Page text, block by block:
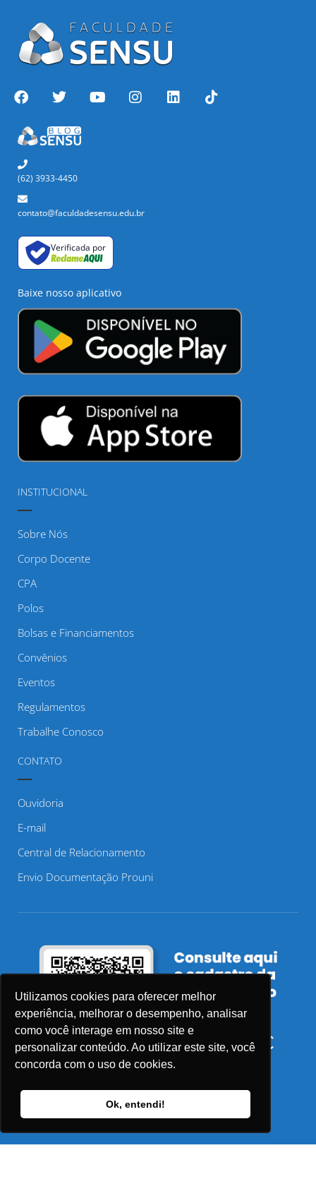
Utilizamos cookies para oferecer melhor
experiência, melhorar o desempenho, analisar
como você interage em nosso site e
personalizar conteúdo. Ao utilizar este site, você
concorda com o uso de cookies.
Ok, entendi!
(62) 3933-4450
contato@faculdadesensu.edu.br
Verificada por
Baixe nosso aplicativo
INSTITUCIONAL
Sobre Nós
Corpo Docente
CPA
Polos
Bolsas e Financiamentos
Convênios
Eventos
Regulamentos
Trabalhe Conosco
CONTATO
Ouvidoria
E-mail
Central de Relacionamento
Envio Documentação Prouni